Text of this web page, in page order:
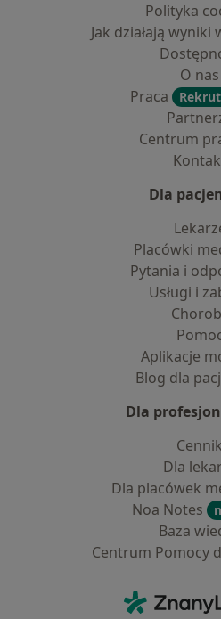
Polityka
Jak działają wyniki
O nas
Praca
Centrum
Dla
Placówki
Pytania i
Usługi i
Aplikacje
Blog dla
Dla
Cennik
Dla
Dla placówek
Noa Notes
Baza
Centrum Pomocy